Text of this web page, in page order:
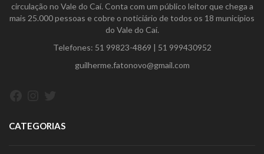
circulação no Vale do Caí. Conta com um público leitor que chega a
mais 25.000 pessoas e cobre o noticiário de todos os 18 municípios
do Vale do Caí.
Telefones: 51 99823-4869 | 51 999430952
guilherme.fatonovo@gmail.com
CATEGORIAS